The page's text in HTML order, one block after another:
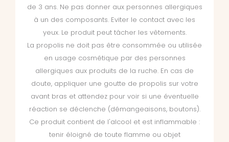
de 3 ans. Ne pas donner aux personnes allergiques
à un des composants. Eviter le contact avec les
yeux. Le produit peut tâcher les vêtements.
La propolis ne doit pas être consommée ou utilisée
en usage cosmétique par des personnes
allergiques aux produits de la ruche. En cas de
doute, appliquer une goutte de propolis sur votre
avant bras et attendez pour voir si une éventuelle
réaction se déclenche (démangeaisons, boutons).
Ce produit contient de l'alcool et est inflammable :
tenir éloigné de toute flamme ou objet